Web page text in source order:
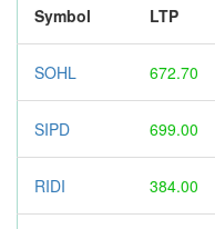
Symbol LTP
SOHL 672.70
SIPD 699.00
RIDI 384.00